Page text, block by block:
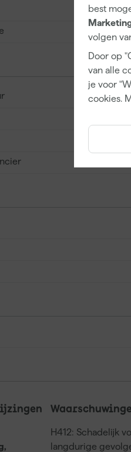
best
volgen
Door op
van alle
je voor
cookies.
H412: Schadelijk
langdurige